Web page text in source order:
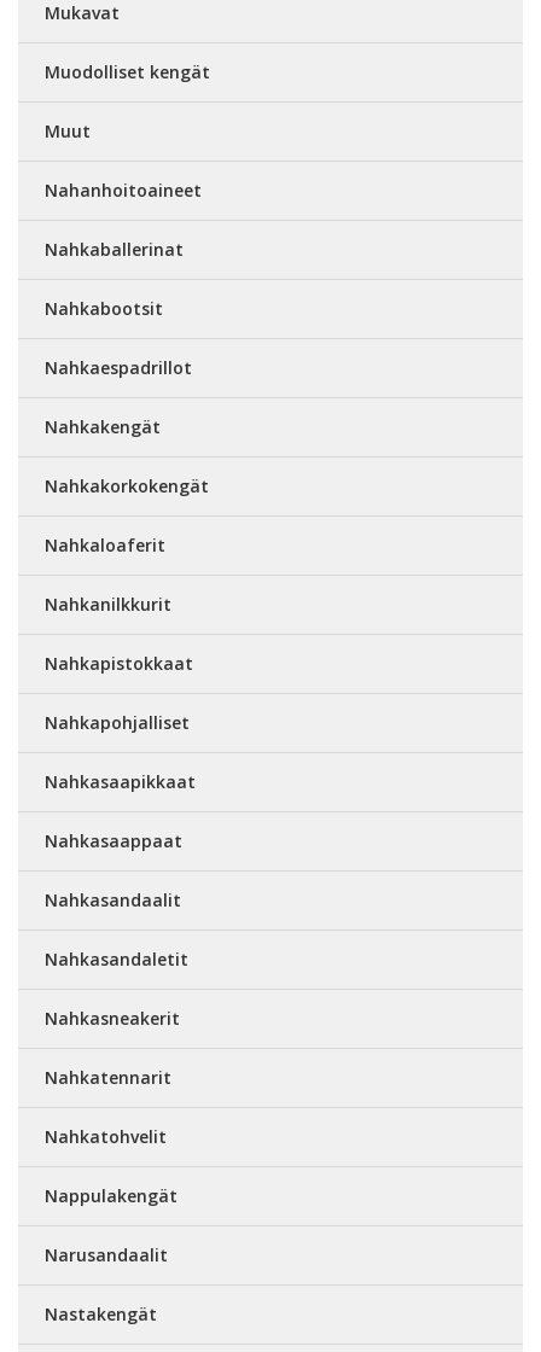
Mukavat
Muodolliset kengät
Muut
Nahanhoitoaineet
Nahkaballerinat
Nahkabootsit
Nahkaespadrillot
Nahkakengät
Nahkakorkokengät
Nahkaloaferit
Nahkanilkkurit
Nahkapistokkaat
Nahkapohjalliset
Nahkasaapikkaat
Nahkasaappaat
Nahkasandaalit
Nahkasandaletit
Nahkasneakerit
Nahkatennarit
Nahkatohvelit
Nappulakengät
Narusandaalit
Nastakengät